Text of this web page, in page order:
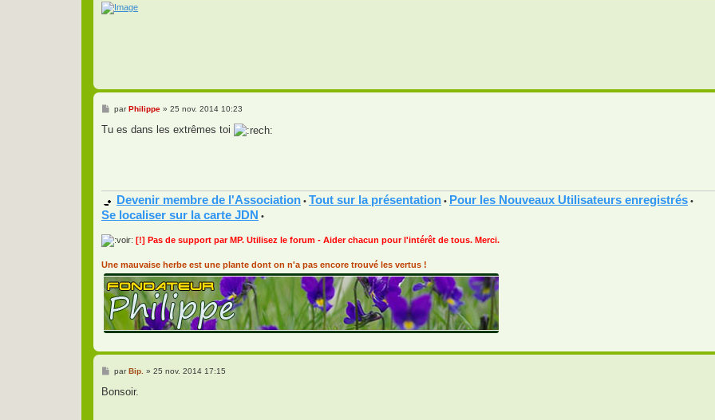
M
s
parPhilippe» 25 nov. 2014 10:23
Tu es dans les extrêmes toi
Devenir membre de l'Association • Tout sur la présentation • Pour les Nouveaux Utilisateurs enregistrés •
Se localiser sur la carte JDN •
[!] Pas de support par MP. Utilisez le forum - Aider chacun pour l'intérêt de tous. Merci.
Une mauvaise herbe est une plante dont on n'a pas encore trouvé les vertus !
M
s
parBip. » 25 nov. 2014 17:15
Bonsoir.